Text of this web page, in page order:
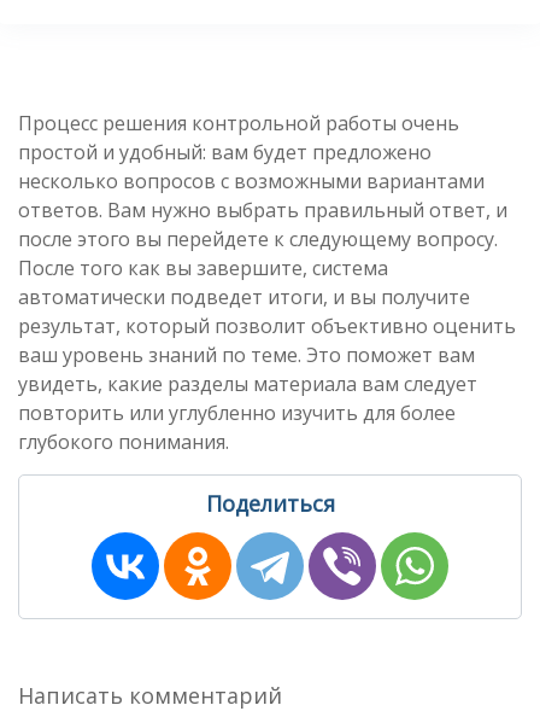
Процесс решения контрольной работы очень
простой и удобный: вам будет предложено
несколько вопросов с возможными вариантами
ответов. Вам нужно выбрать правильный ответ, и
после этого вы перейдете к следующему вопросу.
После того как вы завершите, система
автоматически подведет итоги, и вы получите
результат, который позволит объективно оценить
ваш уровень знаний по теме. Это поможет вам
увидеть, какие разделы материала вам следует
повторить или углубленно изучить для более
глубокого понимания.
Поделиться
Написать комментарий